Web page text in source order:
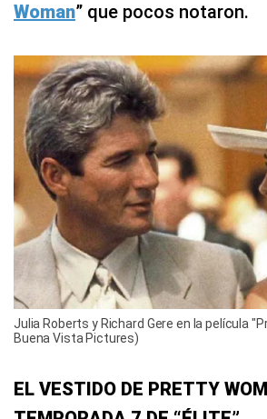
Woman” que pocos notaron.
Julia Roberts y Richard Gere en la película
Buena Vista Pictures)
EL VESTIDO DE PRETTY